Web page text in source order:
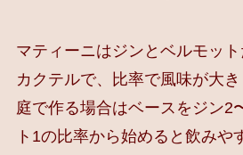
マティーニはジンとベルモッ
カクテルで、比率で風味が大
庭で作る場合はベースをジン2
ト1の比率から始めると飲みや